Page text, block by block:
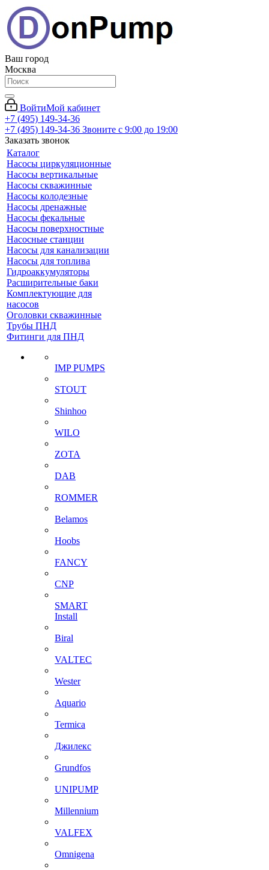
Ваш город
Москва
ВойтиМой кабинет
+7 (495) 149-34-36
+7 (495) 149-34-36 Звоните с 9:00 до 19:00
Заказать звонок
Каталог
Насосы циркуляционные
Насосы вертикальные
Насосы скважинные
Насосы колодезные
Насосы дренажные
Насосы фекальные
Насосы поверхностные
Насосные станции
Насосы для канализации
Насосы для топлива
Гидроаккумуляторы
Расширительные баки
Комплектующие для
насосов
Оголовки скважинные
Трубы ПНД
Фитинги для ПНД
IMP PUMPS
STOUT
Shinhoo
WILO
ZOTA
DAB
ROMMER
Belamos
Hoobs
FANCY
CNP
SMART
Install
Biral
VALTEC
Wester
Aquario
Termica
Джилекс
Grundfos
UNIPUMP
Millennium
VALFEX
Omnigena